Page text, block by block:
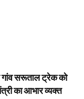
गांव सरूताल ट्रेक को
का आभार व्यक्त